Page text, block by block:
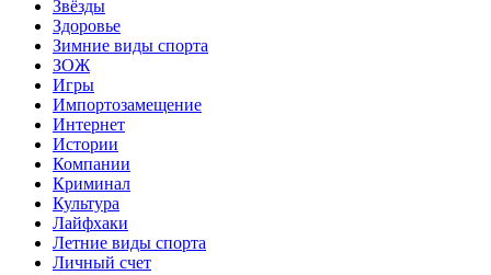
Звёзды
Здоровье
Зимние виды спорта
ЗОЖ
Игры
Импортозамещение
Интернет
Истории
Компании
Криминал
Культура
Лайфхаки
Летние виды спорта
Личный счет